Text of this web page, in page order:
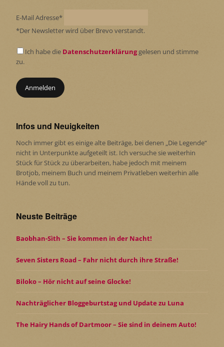
E-Mail Adresse*
*Der Newsletter wird über Brevo verstandt.
Ich habe die Datenschutzerklärunggelesen und stimme
zu.
Infos und Neuigkeiten
Noch immer gibt es einige alte Beiträge, bei denen „Die Legende“
nicht in Unterpunkte aufgeteilt ist. Ich versuche sie weiterhin
Stück für Stück zu überarbeiten, habe jedoch mit meinem
Brotjob, meinem Buch und meinem Privatleben weiterhin alle
Hände voll zu tun.
Neuste Beiträge
Baobhan-Sìth – Sie kommen in der Nacht!
Seven Sisters Road – Fahr nicht durch ihre Straße!
Biloko – Hör nicht auf seine Glocke!
Nachträglicher Bloggeburtstag und Update zu Luna
The Hairy Hands of Dartmoor – Sie sind in deinem Auto!